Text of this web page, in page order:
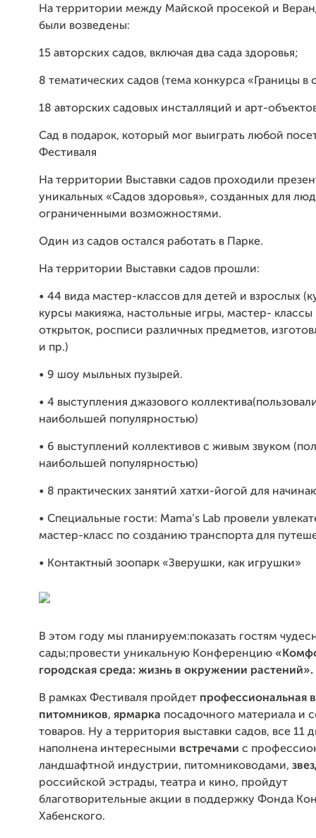
На территории между Майской просекой и
были возведены:
15 авторских садов, включая два сада здоровья;
8 тематических садов (тема конкурса «Границы в
18 авторских садовых инсталляций и арт-
Сад в подарок, который мог выиграть любой
Фестиваля
На территории Выставки садов проходили
уникальных «Садов здоровья», созданных для
ограниченными возможностями.
Один из садов остался работать в Парке.
На территории Выставки садов прошли:
• 44 вида мастер-классов для детей и взрослых
курсы макияжа, настольные игры, мастер-
открыток, росписи различных предметов,
и пр.)
• 9 шоу мыльных пузырей.
• 4 выступления джазового
наибольшей популярностью)
• 6 выступлений коллективов с живым звуком
наибольшей популярностью)
• 8 практических занятий хатхи-йогой для
• Специальные гости: Mama’s Lab провели
мастер-класс по созданию транспорта для
• Контактный зоопарк «Зверушки, как игрушки»
В этом году мы планируем:показать гостям
сады;провести уникальную Конференцию
городская среда: жизнь в окружении
В рамках Фестиваля пройдет профессиональная
питомников, ярмарка посадочного материала и
товаров. Ну а территория выставки садов, все 11
наполнена интересными встречами с
ландшафтной индустрии, питомниководами,
российской эстрады, театра и кино, пройдут
благотворительные акции в поддержку Фонда
Хабенского.